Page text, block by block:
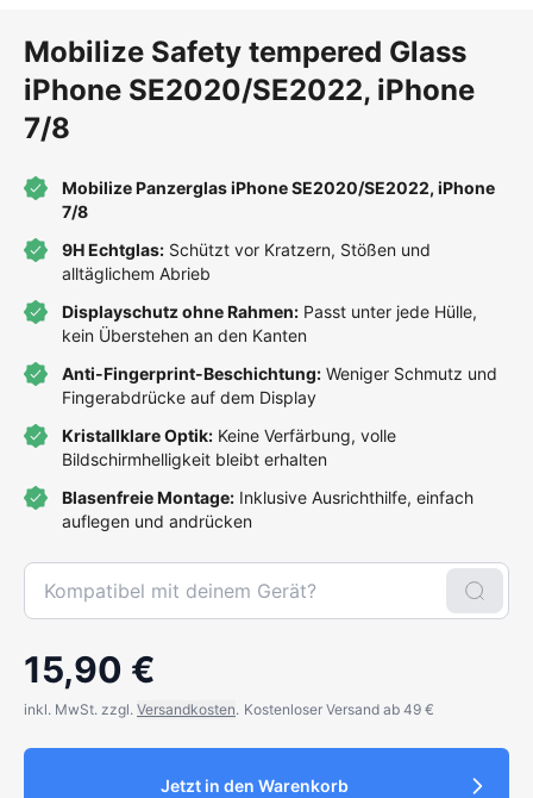
Mobilize Safety tempered Glass
iPhone SE2020/SE2022, iPhone
7/8
Mobilize Panzerglas iPhone SE2020/SE2022, iPhone
7/8
9H Echtglas: Schützt vor Kratzern, Stößen und
alltäglichem Abrieb
Displayschutz ohne Rahmen: Passt unter jede Hülle,
kein Überstehen an den Kanten
Anti-Fingerprint-Beschichtung: Weniger Schmutz und
Fingerabdrücke auf dem Display
Kristallklare Optik: Keine Verfärbung, volle
Bildschirmhelligkeit bleibt erhalten
Blasenfreie Montage: Inklusive Ausrichthilfe, einfach
auflegen und andrücken
15,90 €
inkl. MwSt. zzgl. Versandkosten. Kostenloser Versand ab 49 €
Jetzt in den Warenkorb